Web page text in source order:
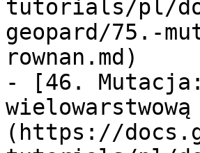
tutorials/pl/
geopard/75.-
rownan.md)
- [46.
(https://